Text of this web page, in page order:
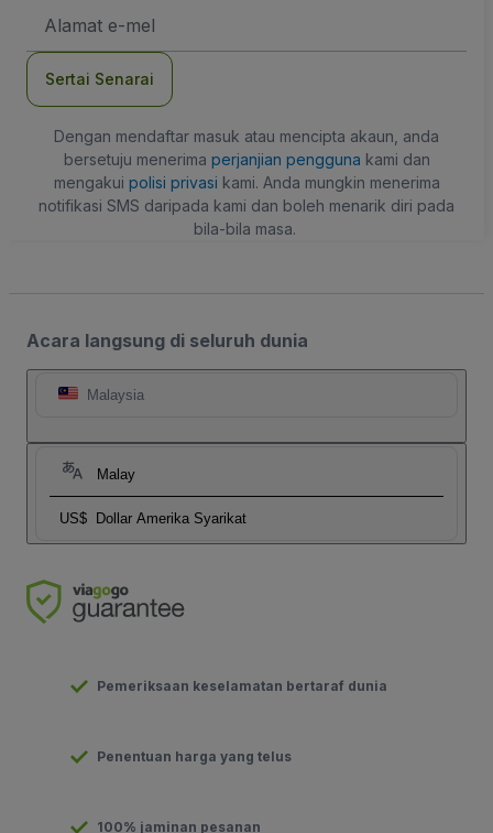
E-
Sertai Senarai
Dengan mendaftar masuk atau mencipta akaun, anda
bersetuju menerima perjanjian pengguna kami dan
mengakui polisi privasi kami. Anda mungkin menerima
notifikasi SMS daripada kami dan boleh menarik diri pada
bila-bila masa.
Acara langsung di seluruh dunia
Malaysia
Malay
US$ Dollar Amerika Syarikat
Pemeriksaan keselamatan bertaraf dunia
Penentuan harga yang telus
100% jaminan pesanan